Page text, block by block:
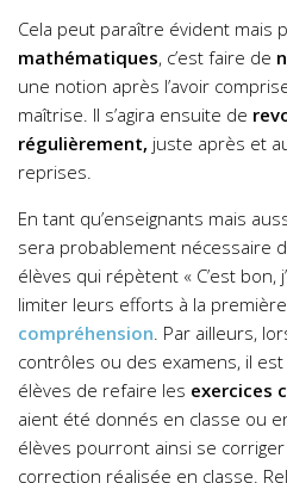
Cela peut paraître évident mais
mathématiques, c’est faire de
une notion après l’avoir
maîtrise. Il s’agira ensuite de
régulièrement, juste après et
reprises.
En tant qu’enseignants mais
sera probablement nécessaire
élèves qui répètent « C’est bon,
limiter leurs efforts à la
compréhension. Par ailleurs,
contrôles ou des examens, il
élèves de refaire les exercices
aient été donnés en classe ou
élèves pourront ainsi se
correction réalisée en classe.